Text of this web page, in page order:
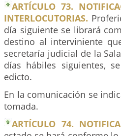
ARTÍCULO 73.
INTERLOCUTORIAS.
día siguiente se librará
destino al interviniente
secretaría judicial de la
días hábiles siguientes,
edicto.
En la comunicación se
tomada.
ARTÍCULO 74.